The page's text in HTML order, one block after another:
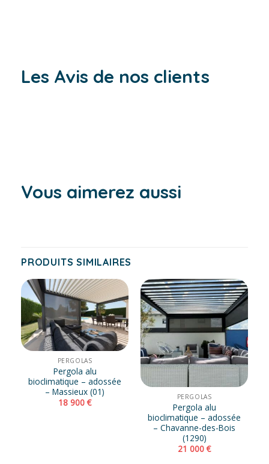
Les Avis de nos clients
Vous aimerez aussi
PRODUITS SIMILAIRES
PERGOLAS
Pergola alu
bioclimatique – adossée
– Massieux (01)
18 900€
PERGOLAS
Pergola alu
bioclimatique – adossée
– Chavanne-des-Bois
(1290)
21 000€